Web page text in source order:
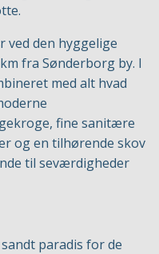
ved den hyggelige
fra Sønderborg by. I
med alt hvad
fine sanitære
og en tilhørende skov
til seværdigheder
paradis for de